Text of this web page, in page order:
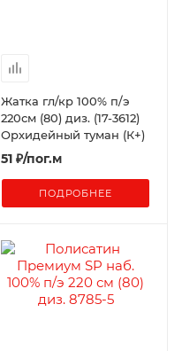
Жатка гл/кр 100% п/э
220см (80) диз. (17-3612)
Орхидейный туман (К+)
51₽/пог.м
ПОДРОБНЕЕ